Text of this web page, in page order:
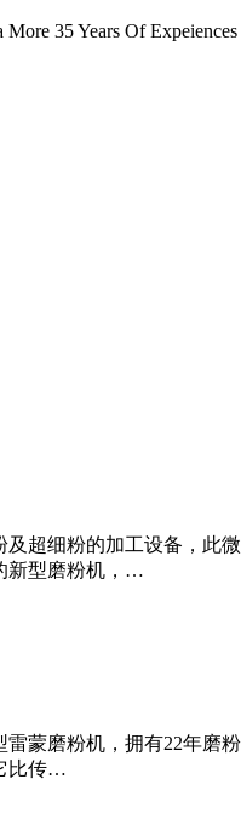
More 35 Years Of Expeiences
超细粉的加工设备，此
新型磨粉机，…
蒙磨粉机，拥有22年磨
比传…